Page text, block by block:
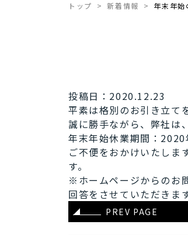
トップ 新着情報 年末年始
投稿日：2020.12.23
平素は格別のお引き立て
誠に勝手ながら、弊社は
年末年始休業期間：
ご不便をおかけいたしま
す。
※ホームページからのお
回答をさせていただきます
PREV PAGE